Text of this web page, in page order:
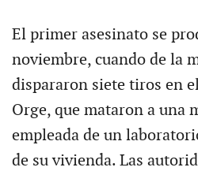
El primer asesinato se
noviembre, cuando de la
dispararon siete tiros en
Orge, que mataron a una
empleada de un
de su vivienda. Las